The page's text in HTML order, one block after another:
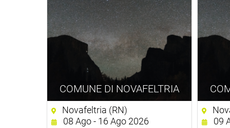
COMUNE DI NOVAFELTRIA
Novafeltria (RN)
08 Ago - 16 Ago 2026
09